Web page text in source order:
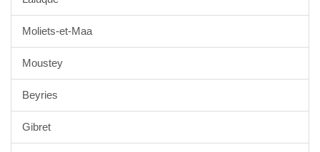
Moliets-et-Maa
Moustey
Beyries
Gibret